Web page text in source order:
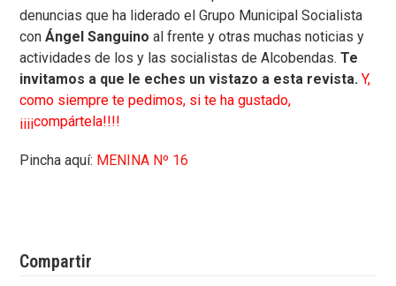
denuncias que ha liderado el Grupo Municipal Socialista
conÁngel Sanguinoal frente y otras muchas noticias y
actividades de los y las socialistas de Alcobendas.Te
invitamos a que le eches un vistazo a esta revista. Y,
como siempre te pedimos, si te ha gustado,
¡¡¡¡compártela!!!!
Pincha aquí: MENINA Nº 16
Compartir